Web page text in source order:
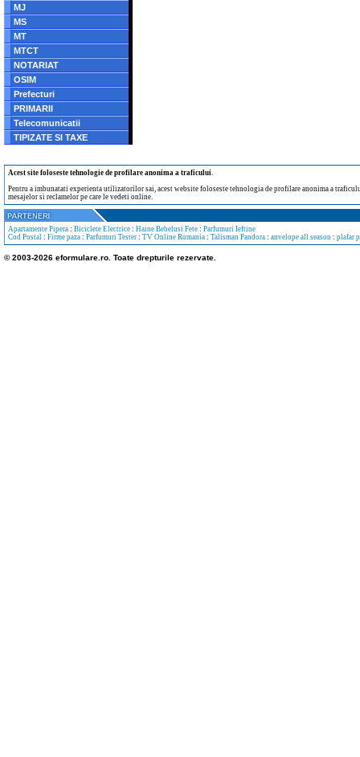
MJ
MS
MT
MTCT
NOTARIAT
OSIM
Prefecturi
PRIMARII
Telecomunicatii
TIPIZATE SI TAXE
Acest site foloseste tehnologie de profilare anonima a traficului.
Pentru a imbunatati experienta utilizatorilor sai, acest website foloseste tehnologia de profilare anonima a
mesajelor si reclamelor pe care le vedeti online.
Apartamente Pipera : Biciclete Electrice : Haine Bebelusi Fete : Parfumuri Ieftine
Cod Postal : Firme paza : Parfumuri Tester : TV Online Romania : Talisman Pandora : anvelope all season : plafar
© 2003-2026 eformulare.ro. Toate drepturile rezervate.